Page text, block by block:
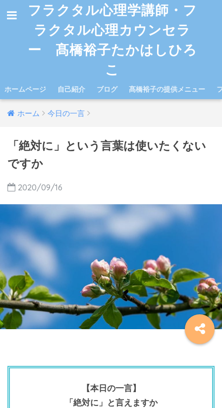
フラクタル心理学講師・フ
ラクタル心理カウンセラ
ー 髙橋裕子たかはしひろ
こ
ホームページ 自己紹介 ブログ 髙橋裕子の提供メニュー
ホーム 今日の一言
「絶対に」という言葉は使いたくない
ですか
2020/09/16
【本日の一言】
「絶対に」と言えますか